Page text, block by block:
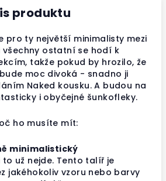
produktu
pro ty největší minimalisty mezi
všechny ostatní se hodí k
takže pokud by hrozilo, že
moc divoká - snadno ji
Naked kousku. A budou na
i obyčejné šunkofleky.
ho musíte mít:
minimalistický
to už nejde. Tento talíř je
jakéhokoliv vzoru nebo barvy